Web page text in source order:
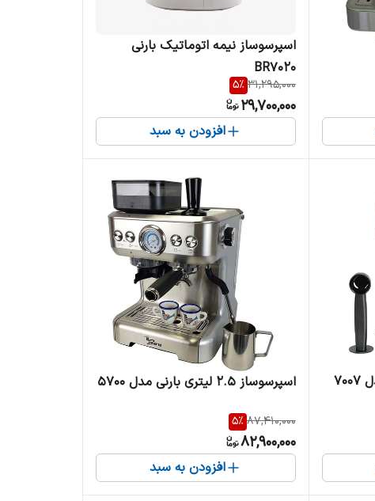
اسپرسوساز نیمه اتوماتیک بارنی
BR7020
31,295,000
5%
29,700,000
افزودن به سبد
اسپرسوساز 2.5 لیتری بارنی مدل 5700
87,410,000
5%
82,900,000
افزودن به سبد